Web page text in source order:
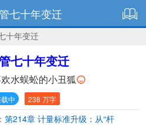
七十年变迁
十年变迁
七十年变迁
水蜈蚣的小丑狐
中 238 万字
第214章 计量标准升级：从“杆